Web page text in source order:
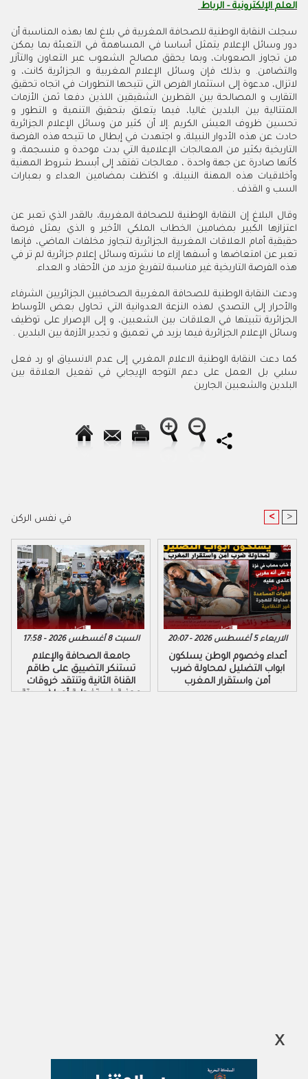
العلم الإلكترونية - الرباط
سجلت النقابة الوطنية للصحافة المغربية في بلاغ لها بهذه المناسبة أن
دور وسائل الإعلام يتمثل أساسا في المساهمة في التعبئة بما يمكن
من تجاوز الصعوبات، وبما يحقق مصالح الشعوب عبر التعاون والتآزر
والتضامن. و بذلك فإن وسائل الإعلام المغربية و الجزائرية كانت، و
لاتزال، مدعوة إلى استثمار الفرص التي تتيحها التطورات في اتجاه تحقيق
التقارب و المصالحة بين القطرين الشقيقين اللذين دفعا ثمن الأزمات
المتتالية بين البلدين غاليا، فيما يتعلق بتحقيق التنمية و التطور و
تحسين ظروف العيش الكريم .إلا أن كثير من وسائل الإعلام الجزائرية
حادت عن هذه الأدوار النبيلة، و اجتهدت في إبطال ما تتيحه هذه الفرصة
التاريخية بكثير من المعالجات الإعلامية التي بدت موحدة و منسجمة، و
كأنها صادرة عن جهة واحدة ، معالجات تفتقد إلى أبسط شروط المهنية
وأخلاقيات هذه المهنة النبيلة، و اكتظت بمضامين العداء و بعبارات
السب و القذف .
وقال البلاغ إن النقابة الوطنية للصحافة المغربية، بالقدر الذي تعبر عن
اعتزازها الكبير بمضامين الخطاب الملكي الأخير و الذي يمثل فرصة
حقيقية أمام العلاقات المغربية الجزائرية لتجاوز مخلفات الماضي، فإنها
تعبر عن امتعاضها و أسفها إزاء ما نشرته وسائل إعلام جزائرية لم تر في
هذه الفرصة التاريخية غير مناسبة لتفريغ مزيد من الأحقاد و العداء.
ودعت النقابة الوطنية للصحافة المغربية الصحافيين الجزائريين الشرفاء
والأحرار إلى التصدي لهذه النزعة العدوانية التي تحاول بعض الأوساط
الجزائرية تثبيتها في العلاقات بين الشعبين، و إلى الإصرار على توظيف
وسائل الإعلام الجزائرية فيما يزيد في تعميق و تجدير الأزمة بين البلدين .
كما دعت النقابة الوطنية الاعلام المغربي إلى عدم الانسياق او رد فعل
سلبي بل العمل على دعم التوجه الإيجابي في تفعيل العلاقة بين
البلدين والشعبين الجارين
في نفس الركن < >
السبت 8 أغسطس 2026 - 17:58
جامعة الصحافة والإعلام
تستنكر التضييق على طاقم
القناة الثانية وتنتقد خروقات
مهنية في تغطية أحداث سبتة
الاربعاء 5 أغسطس 2026 - 20:07
أعداء وخصوم الوطن يسلكون
ابواب التضليل لمحاولة ضرب
أمن واستقرار المغرب